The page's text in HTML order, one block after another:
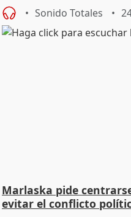
Sonido Totales
Marlaska pide
evitar el conflicto